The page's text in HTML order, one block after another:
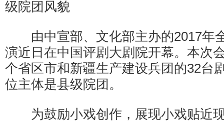
级院团风貌
由中宣部、文化部主办的2017年
演近日在中国评剧大剧院开幕。本次
个省区市和新疆生产建设兵团的32台
位主体是县级院团。
为鼓励小戏创作，展现小戏贴近